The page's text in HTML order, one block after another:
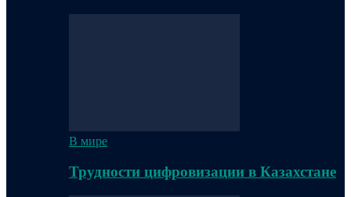
В мире
Трудности цифровизации в Казахстане